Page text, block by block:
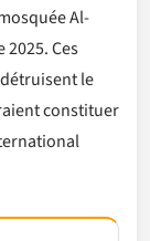
Al-
Ces
le
constituer